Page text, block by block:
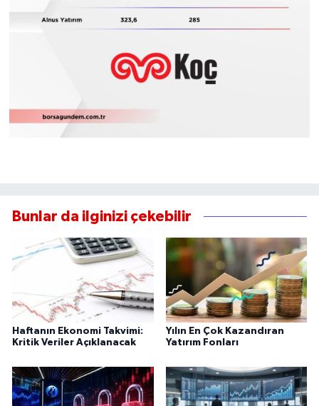
Bunlar da ilginizi çekebilir
Haftanın Ekonomi Takvimi:
Kritik Veriler Açıklanacak
Yılın En Çok Kazandıran
Yatırım Fonları